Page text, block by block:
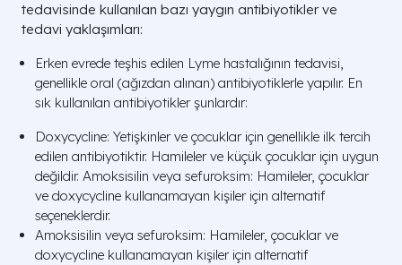
tedavisinde kullanılan bazı yaygın antibiyotikler ve
tedavi yaklaşımları:
Erken evrede teşhis edilen Lyme hastalığının tedavisi,
genellikle oral (ağızdan alınan) antibiyotiklerle yapılır. En
sık kullanılan antibiyotikler şunlardır:
Doxycycline: Yetişkinler ve çocuklar için genellikle ilk tercih
edilen antibiyotiktir. Hamileler ve küçük çocuklar için uygun
değildir. Amoksisilin veya sefuroksim: Hamileler, çocuklar
ve doxycycline kullanamayan kişiler için alternatif
seçeneklerdir.
Amoksisilin veya sefuroksim: Hamileler, çocuklar ve
doxycycline kullanamayan kişiler için alternatif